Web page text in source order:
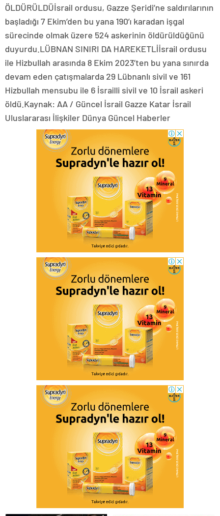
ÖLDÜRÜLDÜİsrail ordusu, Gazze Şeridi’ne saldırılarının
başladığı 7 Ekim’den bu yana 190’ı karadan işgal
sürecinde olmak üzere 524 askerinin öldürüldüğünü
duyurdu.LÜBNAN SINIRI DA HAREKETLİİsrail ordusu
ile Hizbullah arasında 8 Ekim 2023’ten bu yana sınırda
devam eden çatışmalarda 29 Lübnanlı sivil ve 161
Hizbullah mensubu ile 6 İsrailli sivil ve 10 İsrail askeri
öldü.Kaynak: AA / Güncel İsrail Gazze Katar İsrail
Uluslararası İlişkiler Dünya Güncel Haberler